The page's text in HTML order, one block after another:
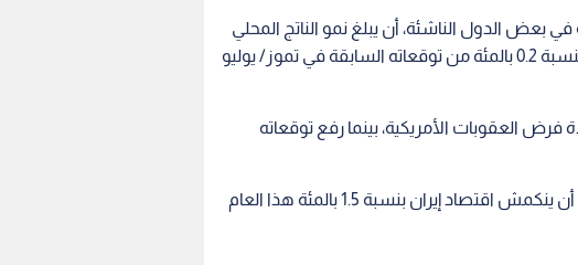
الدول الناشئة، أن يبلغ نمو الناتج المحلي
الإجمالي العالمي 3.7 بالمئة لهذه السنة والعام المقبل، أي أقل بنسبة 0.2 بالمئة من توقعاته السابقة في تموز/ يوليو
العقوبات الأمريكية، بينما رفع توقعاته
وأكد في تقريره الدوري "آفاق الاقتصاد العالمي" أنه من المتوقع أن ينكمش اقتصاد إيران بنسبة 1.5 بالمئة هذا العام